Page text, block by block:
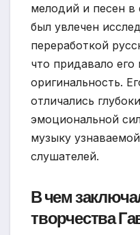
мелодий и песен в
был увлечен
переработкой
что придавало его
оригинальность.
отличались
эмоциональной
музыку
слушателей.
В чем
творчества